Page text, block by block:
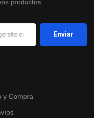
y Compra
productos.